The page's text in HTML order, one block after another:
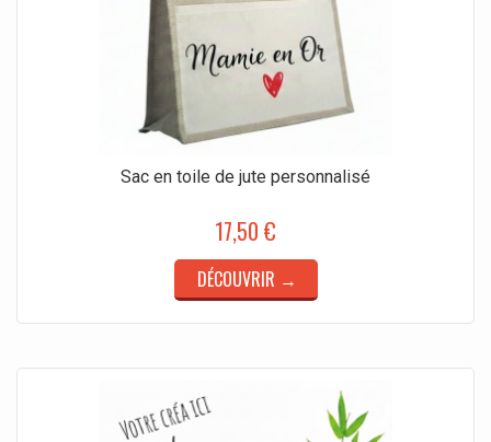
Sac en toile de jute personnalisé
17,50 €
DÉCOUVRIR →